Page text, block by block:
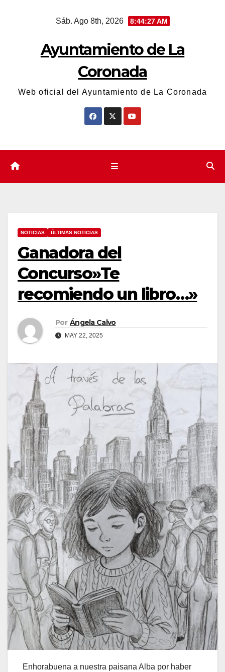
Sáb. Ago 8th, 2026 8:44:27 AM
Ayuntamiento de La
Coronada
Web oficial del Ayuntamiento de La Coronada
NOTICIAS ÚLTIMAS NOTICIAS
Ganadora del
Concurso»Te
recomiendo un libro…»
Por Ángela Calvo
MAY 22, 2025
Enhorabuena a nuestra paisana Alba por haber